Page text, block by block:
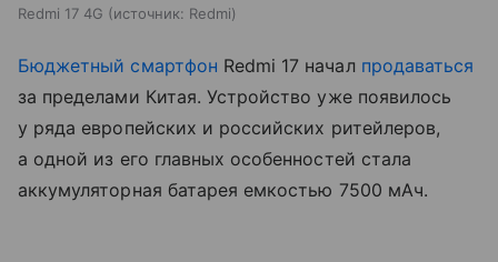
Redmi 17 4G источник: Redmi
Бюджетный смартфон Redmi 17 начал продаваться
за пределами Китая. Устройство уже появилось
у ряда европейских и российских ритейлеров,
а одной из его главных особенностей стала
аккумуляторная батарея емкостью 7500 мАч.